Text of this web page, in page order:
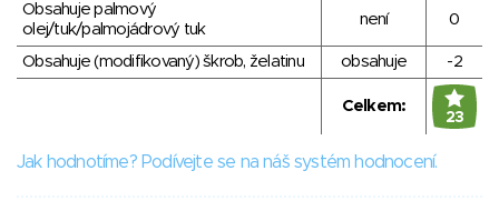
Obsahuje palmový
olej/tuk/palmojádrový tuk
není 0
Obsahuje (modifikovaný) škrob, želatinu obsahuje -2
Celkem:
23
Jak hodnotíme? Podívejte se na náš systém hodnocení.